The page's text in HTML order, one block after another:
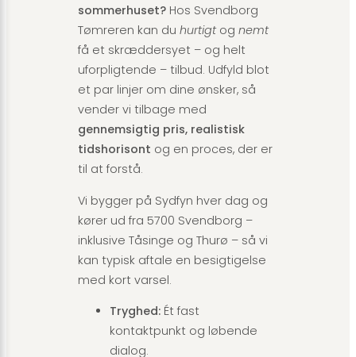
sommerhuset? Hos Svendborg
Tømreren kan du hurtigtog nemt
få et skræddersyet – og helt
uforpligtende – tilbud. Udfyld blot
et par linjer om dine ønsker, så
vender vi tilbage med
gennemsigtig pris, realistisk
tidshorisont og en proces, der er
til at forstå.
Vi bygger på Sydfyn hver dag og
kører ud fra 5700 Svendborg –
inklusive Tåsinge og Thurø – så vi
kan typisk aftale en besigtigelse
med kort varsel.
Tryghed: Ét fast
kontaktpunkt og løbende
dialog.